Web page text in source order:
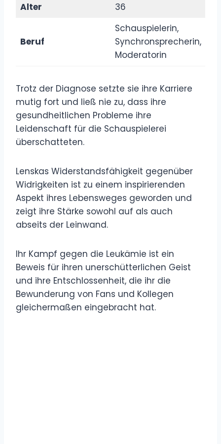
Alter 36
Beruf
Schauspielerin,
Synchronsprecherin,
Moderatorin
Trotz der Diagnose setzte sie ihre Karriere
mutig fort und ließ nie zu, dass ihre
gesundheitlichen Probleme ihre
Leidenschaft für die Schauspielerei
überschatteten.
Lenskas Widerstandsfähigkeit gegenüber
Widrigkeiten ist zu einem inspirierenden
Aspekt ihres Lebensweges geworden und
zeigt ihre Stärke sowohl auf als auch
abseits der Leinwand.
Ihr Kampf gegen die Leukämie ist ein
Beweis für ihren unerschütterlichen Geist
und ihre Entschlossenheit, die ihr die
Bewunderung von Fans und Kollegen
gleichermaßen eingebracht hat.